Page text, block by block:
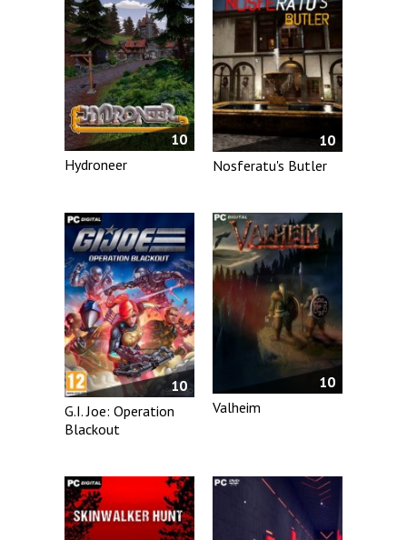
10
Hydroneer
10
Nosferatu's Butler
10
G.I. Joe: Operation
Blackout
10
Valheim